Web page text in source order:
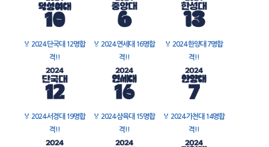
🏅 2024 단국대 12명합
격!!
🏅 2024 연세대 16명합
격!!
🏅 2024 한양대 7명합
격!!
🏅 2024 서경대 19명합
격!!
🏅 2024 삼육대 15명합
격!!
🏅 2024 가천대 14명합
격!!